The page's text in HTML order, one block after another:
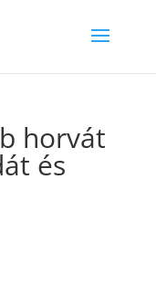
horvát
és